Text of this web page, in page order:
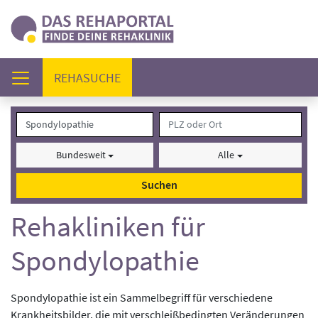
REHASUCHE(AKTUELL)
Bundesweit Alle
Suchen
Rehakliniken für
Spondylopathie
Spondylopathie ist ein Sammelbegriff für verschiedene
Krankheitsbilder, die mit verschleißbedingten Veränderungen